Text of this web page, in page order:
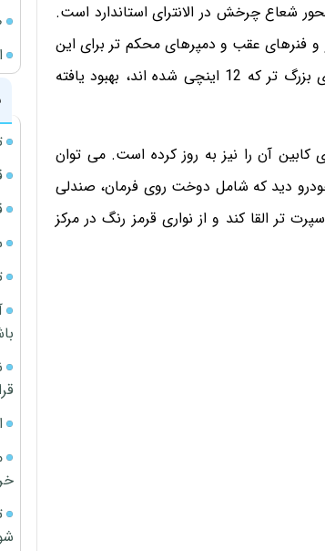
شعاع چرخش در الانترای استاندارد است.
و فنرهای عقب و دمپرهای محکم تر برای این
خودرو تعبیه شده است. ترمز این خودرو نیز به لطف روترهای جلوی بزرگ تر که 12 اینچی شده اند، بهبود یافته
کابین آن را نیز به روز کرده است. می توان
دید که شامل دوخت روی فرمان، صندلی
تر القا کند و از نواری قرمز رنگ در مرکز